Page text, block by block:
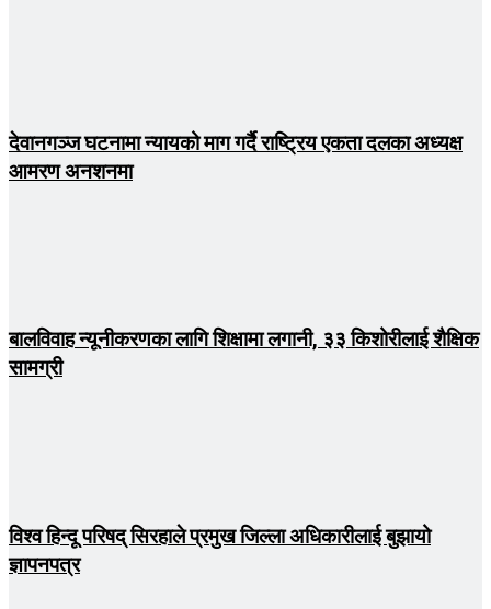
देवानगञ्ज घटनामा न्यायको माग गर्दै राष्ट्रिय एकता दलका अध्यक्ष
आमरण अनशनमा
बालविवाह न्यूनीकरणका लागि शिक्षामा लगानी, ३३ किशोरीलाई शैक्षिक
सामग्री
विश्व हिन्दू परिषद् सिरहाले प्रमुख जिल्ला अधिकारीलाई बुझायो
ज्ञापनपत्र